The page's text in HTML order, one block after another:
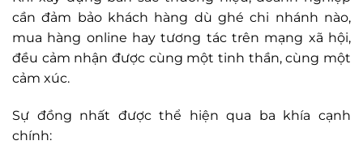
cần đảm bảo khách hàng dù ghé chi nhánh nào,
mua hàng online hay tương tác trên mạng xã hội,
đều cảm nhận được cùng một tinh thần, cùng một
cảm xúc.
Sự đồng nhất được thể hiện qua ba khía cạnh
chính: